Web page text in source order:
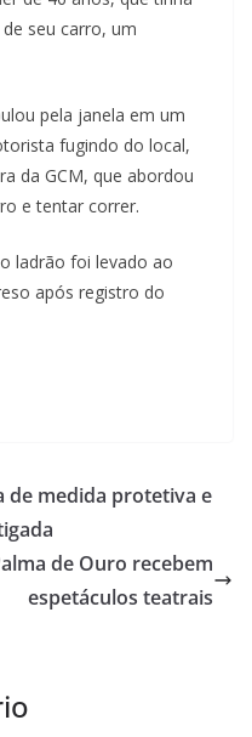
seu carro, um
pela janela em um
fugindo do local,
da GCM, que abordou
e tentar correr.
ladrão foi levado ao
após registro do
de medida protetiva e
de Ouro recebem
espetáculos teatrais